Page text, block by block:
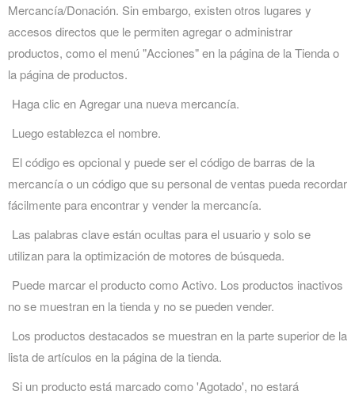
Mercancía/Donación. Sin embargo, existen otros lugares y
accesos directos que le permiten agregar o administrar
productos, como el menú "Acciones" en la página de la Tienda o
la página de productos.
Haga clic en Agregar una nueva mercancía.
Luego establezca el nombre.
El código es opcional y puede ser el código de barras de la
mercancía o un código que su personal de ventas pueda recordar
fácilmente para encontrar y vender la mercancía.
Las palabras clave están ocultas para el usuario y solo se
utilizan para la optimización de motores de búsqueda.
Puede marcar el producto como Activo. Los productos inactivos
no se muestran en la tienda y no se pueden vender.
Los productos destacados se muestran en la parte superior de la
lista de artículos en la página de la tienda.
Si un producto está marcado como 'Agotado', no estará